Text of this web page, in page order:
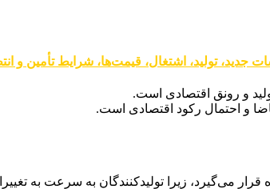
جدید، تولید، اشتغال، قیمت‌ها، شرایط تأمین و
و رونق اقتصادی است.
و احتمال رکود اقتصادی است.
می‌گیرد، زیرا تولیدکنندگان به سرعت به